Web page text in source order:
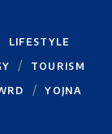
LIFESTYLE
TOURISM
YOJNA